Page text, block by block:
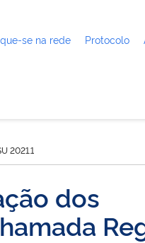
se na rede Protocolo
2021.1
dos